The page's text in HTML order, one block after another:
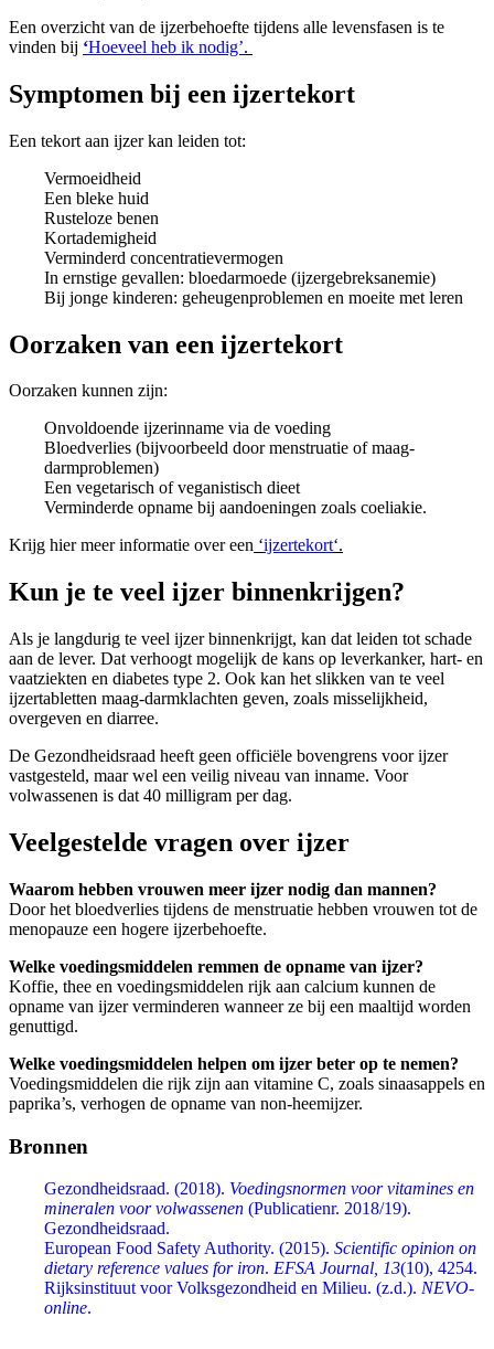
Een overzicht van de ijzerbehoefte tijdens alle levensfasen is te
vinden bij ‘Hoeveel heb ik nodig’.
Symptomen bij een ijzertekort
Een tekort aan ijzer kan leiden tot:
Vermoeidheid
Een bleke huid
Rusteloze benen
Kortademigheid
Verminderd concentratievermogen
In ernstige gevallen: bloedarmoede (ijzergebreksanemie)
Bij jonge kinderen: geheugenproblemen en moeite met leren
Oorzaken van een ijzertekort
Oorzaken kunnen zijn:
Onvoldoende ijzerinname via de voeding
Bloedverlies (bijvoorbeeld door menstruatie of maag-
darmproblemen)
Een vegetarisch of veganistisch dieet
Verminderde opname bij aandoeningen zoals coeliakie.
Krijg hier meer informatie over een ‘ijzertekort‘.
Kun je te veel ijzer binnenkrijgen?
Als je langdurig te veel ijzer binnenkrijgt, kan dat leiden tot schade
aan de lever. Dat verhoogt mogelijk de kans op leverkanker, hart- en
vaatziekten en diabetes type 2. Ook kan het slikken van te veel
ijzertabletten maag-darmklachten geven, zoals misselijkheid,
overgeven en diarree.
De Gezondheidsraad heeft geen officiële bovengrens voor ijzer
vastgesteld, maar wel een veilig niveau van inname. Voor
volwassenen is dat 40 milligram per dag.
Veelgestelde vragen over ijzer
Waarom hebben vrouwen meer ijzer nodig dan mannen?
Door het bloedverlies tijdens de menstruatie hebben vrouwen tot de
menopauze een hogere ijzerbehoefte.
Welke voedingsmiddelen remmen de opname van ijzer?
Koffie, thee en voedingsmiddelen rijk aan calcium kunnen de
opname van ijzer verminderen wanneer ze bij een maaltijd worden
genuttigd.
Welke voedingsmiddelen helpen om ijzer beter op te nemen?
Voedingsmiddelen die rijk zijn aan vitamine C, zoals sinaasappels en
paprika’s, verhogen de opname van non-heemijzer.
Bronnen
Gezondheidsraad. (2018). Voedingsnormen voor vitamines en
mineralen voor volwassenen (Publicatienr. 2018/19).
Gezondheidsraad.
European Food Safety Authority. (2015). Scientific opinion on
dietary reference values for iron. EFSA Journal, 13(10), 4254.
Rijksinstituut voor Volksgezondheid en Milieu. (z.d.). NEVO-
online.